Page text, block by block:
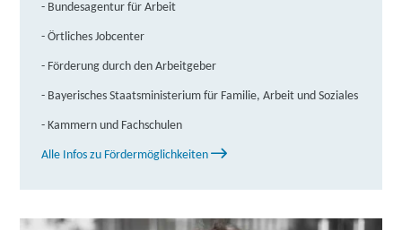
Berufliche Fortbildungszentren der Bayerischen
Wirtschaft (bfz) gGmbH | An der Michaelisbrücke 2,
weitere Informationen
Berufliche Fortbildungszentren der Bayerischen
Wirtschaft (bfz) gGmbH | Schleizer Straße 5 - 7,
- Bundesagentur für Arbeit
- Örtliches Jobcenter
- Förderung durch den Arbeitgeber
- Bayerisches Staatsministerium für Familie, Arbeit und Soziales
- Kammern und Fachschulen
Alle Infos zu Fördermöglichkeiten